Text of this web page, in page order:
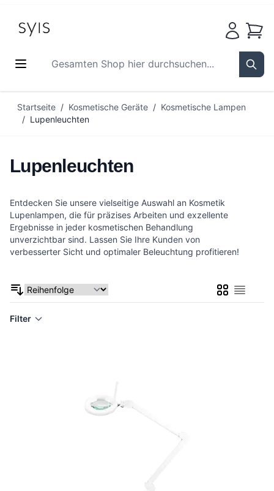
Gesamten Shop hier durchsuchen...
Startseite / Kosmetische Geräte / Kosmetische Lampen
/ Lupenleuchten
Lupenleuchten
Entdecken Sie unsere vielseitige Auswahl an Kosmetik
Lupenlampen, die für präzises Arbeiten und exzellente
Ergebnisse in jeder kosmetischen Behandlung
unverzichtbar sind. Lassen Sie Ihre Kunden von
verbesserter Sicht und optimaler Beleuchtung profitieren!
ListeListe
Filter